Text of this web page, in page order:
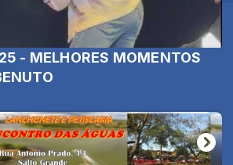
- MELHORES MOMENTOS